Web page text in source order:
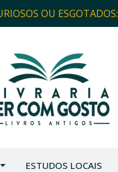
OU
ESTUDOS LOCAIS